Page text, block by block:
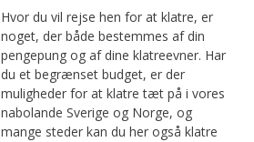
Hvor du vil rejse hen for at klatre, er
noget, der både bestemmes af din
pengepung og af dine klatreevner. Har
du et begrænset budget, er der
muligheder for at klatre tæt på i vores
nabolande Sverige og Norge, og
mange steder kan du her også klatre